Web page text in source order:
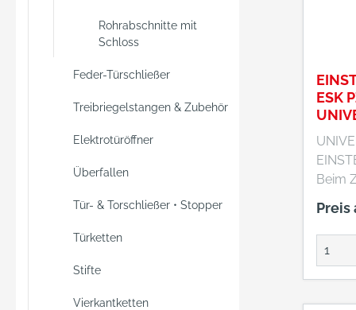
Rohrabschnitte mit
Schloss
Feder-Türschließer
Treibriegelstangen & Zubehör
Elektrotüröffner
Überfallen
Tür- & Torschließer • Stopper
Türketten
Stifte
Vierkantketten
ESK
Beim
wird
Falle
Preis